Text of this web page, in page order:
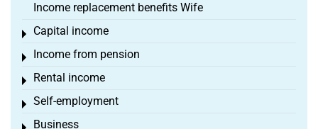
Income replacement benefits Wife
Capital income
Toggle menu
Income from pension
Toggle menu
Rental income
Toggle menu
Self-employment
Toggle menu
Business